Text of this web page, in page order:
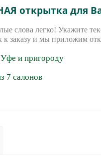
открытка для
слова легко! Укажите
к заказу и мы приложим
и пригороду
7 салонов